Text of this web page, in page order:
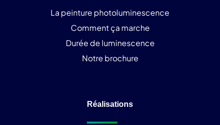
La peinture photoluminescence
Comment ça marche
Durée de luminescence
Notre brochure
Réalisations